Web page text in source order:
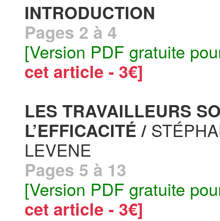
INTRODUCTION
Pages 2 à 4
[Version PDF gratuite
cet article - 3€]
LES TRAVAILLEURS
L’EFFICACITÉ /
LEVENE
Pages 5 à 13
[Version PDF gratuite
cet article - 3€]